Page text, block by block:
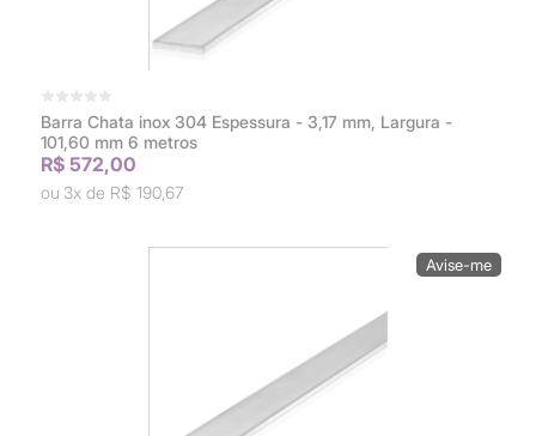
Barra Chata inox 304 Espessura - 3,17 mm, Largura -
101,60 mm 6 metros
R$ 572,00
3x de R$ 190,67